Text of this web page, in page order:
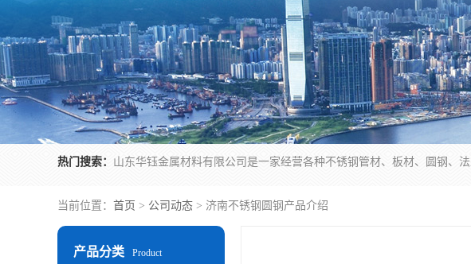
热门搜索：
当前位置： 首页 > 公司动态 > 济南不锈钢圆钢产品介绍
产品分类 Product